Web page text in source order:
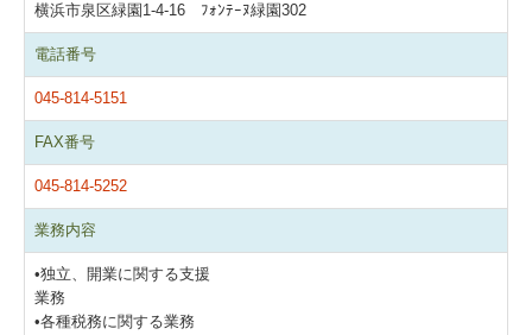
横浜市泉区緑園1-4-16 ﾌｫﾝﾃｰﾇ緑園302
電話番号
045-814-5151
FAX番号
045-814-5252
業務内容
•独立、開業に関する支援
業務
•各種税務に関する業務